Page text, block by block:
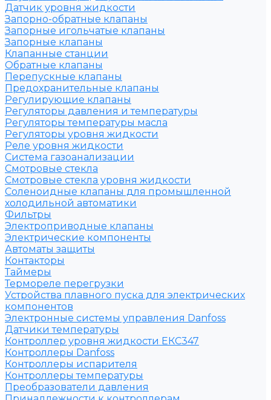
Датчик уровня жидкости
Запорно-обратные клапаны
Запорные игольчатые клапаны
Запорные клапаны
Клапанные станции
Обратные клапаны
Перепускные клапаны
Предохранительные клапаны
Регулирующие клапаны
Регуляторы давления и температуры
Регуляторы температуры масла
Регуляторы уровня жидкости
Реле уровня жидкости
Система газоанализации
Смотровые стекла
Смотровые стекла уровня жидкости
Соленоидные клапаны для промышленной
холодильной автоматики
Фильтры
Электроприводные клапаны
Электрические компоненты
Автоматы защиты
Контакторы
Таймеры
Термореле перегрузки
Устройства плавного пуска для электрических
компонентов
Электронные системы управления Danfoss
Датчики температуры
Контроллер уровня жидкости ЕКС347
Контроллеры Danfoss
Контроллеры испарителя
Контроллеры температуры
Преобразователи давления